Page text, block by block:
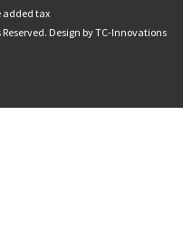
added tax
Design byTC-Innovations